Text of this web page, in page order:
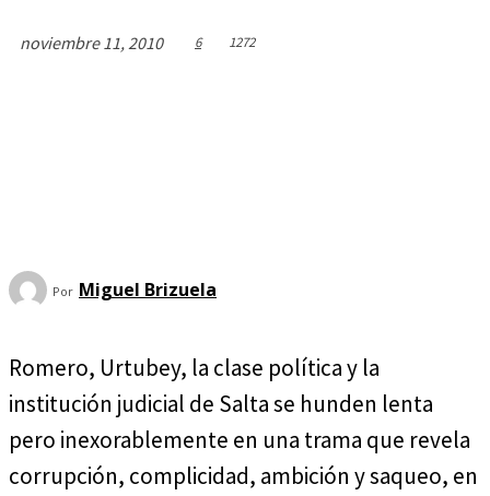
noviembre 11, 2010 6 1272
Por Miguel Brizuela
Romero, Urtubey, la clase política y la
institución judicial de Salta se hunden lenta
pero inexorablemente en una trama que revela
corrupción, complicidad, ambición y saqueo, en